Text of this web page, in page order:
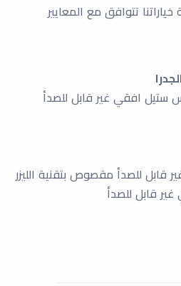
خياراتنا تتوافق مع المعايير
الجدرا
ستيل افقي غير قابل للصدأ
قابل للصدأ مقصوص بتقنية الليزر
قابل للصدأ